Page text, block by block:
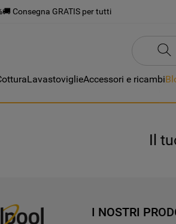
🚚 Consegna GRATIS per tutti
LavastoviglieAccessori e ricambi
Il
I NOSTRI